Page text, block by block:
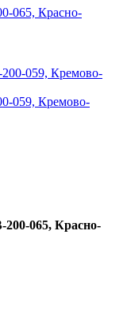
065, Красно-
059, Кремово-
065, Красно-